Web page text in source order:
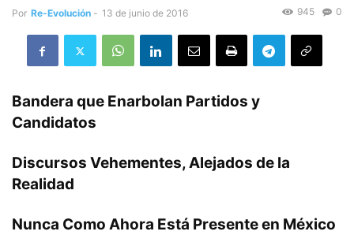
Por Re-Evolución - 13 de junio de 2016 0
945
Bandera que Enarbolan Partidos y
Candidatos
Discursos Vehementes, Alejados de la
Realidad
Nunca Como Ahora Está Presente en México